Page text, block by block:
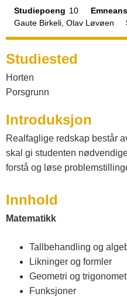
t
a
l
o
g
V
e
s
Studiepoeng 10
Gaute Birkeli, Olav Løvøen
Studiested
Horten
Porsgrunn
Introduksjon
Realfaglige redskap består
skal gi studenten
forstå og løse
Innhold
Matematikk
Tallbehandling og
Likninger og formler
Geometri og
Funksjoner